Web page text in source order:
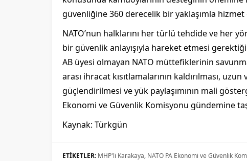
güvenliğine 360 derecelik bir yaklaşımla
NATO’nun halklarını her türlü tehdide ve her
bir güvenlik anlayışıyla hareket etmesi
AB üyesi olmayan NATO müttefiklerinin
arası ihracat kısıtlamalarının kaldırılması,
güçlendirilmesi ve yük paylaşımının mali
Ekonomi ve Güvenlik Komisyonu gündemine
Kaynak: Türkgün
ETİKETLER: MHP'li Karakaya, NATO PA Ekonomi ve Güvenlik